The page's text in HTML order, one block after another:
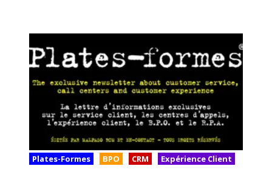
Plates-Formes BPO CRM Expérience Client